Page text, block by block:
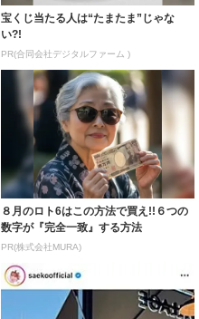
宝くじ当たる人は“たまたま”じゃな
い?!
PR(合同会社デジタルファーム )
８月のロト6はこの方法で買え!!６つの
数字が『完全一致』する方法
PR(株式会社MURA)